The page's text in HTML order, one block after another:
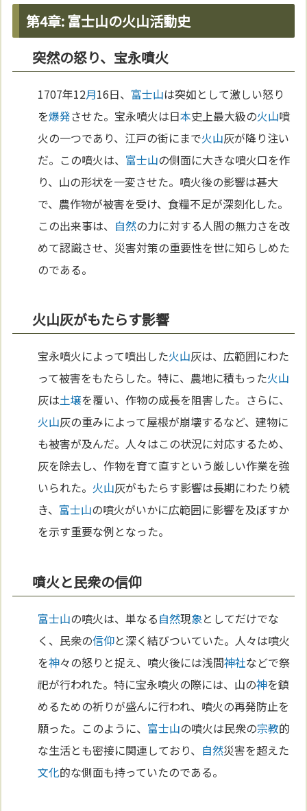
第4章: 富士山の火山活動史
突然の怒り、宝永噴火
1707年12月16日、 富士山は突如として激しい怒り
を爆発させた。宝永噴火は日本史上最大級の火山噴
火の一つであり、江戸の街にまで火山灰が降り注い
だ。この噴火は、 富士山の側面に大きな噴火口を作
り、山の形状を一変させた。噴火後の影響は甚大
で、農作物が被害を受け、食糧不足が深刻化した。
この出来事は、 自然の力に対する人間の無力さを改
めて認識させ、災害対策の重要性を世に知らしめた
のである。
火山灰がもたらす影響
宝永噴火によって噴出した火山灰は、広範囲にわた
って被害をもたらした。特に、農地に積もった火山
灰は土壌を覆い、作物の成長を阻害した。さらに、
火山灰の重みによって屋根が崩壊するなど、建物に
も被害が及んだ。人々はこの状況に対応するため、
灰を除去し、作物を育て直すという厳しい作業を強
いられた。 火山灰がもたらす影響は長期にわたり続
き、 富士山の噴火がいかに広範囲に影響を及ぼすか
を示す重要な例となった。
噴火と民衆の信仰
富士山の噴火は、単なる自然現象としてだけでな
く、民衆の信仰と深く結びついていた。人々は噴火
を神々の怒りと捉え、噴火後には浅間神社などで祭
祀が行われた。特に宝永噴火の際には、山の神を鎮
めるための祈りが盛んに行われ、噴火の再発防止を
願った。このように、 富士山の噴火は民衆の宗教的
な生活とも密接に関連しており、 自然災害を超えた
文化的な側面も持っていたのである。